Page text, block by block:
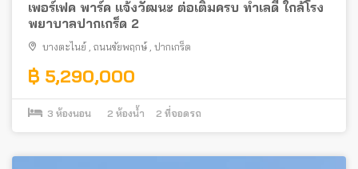
เพอร์เฟค พาร์ค แจ้งวัฒนะ ต่อเติมครบ ทำเลดี ใกล้โรง
พยาบาลปากเกร็ด 2
บางตะไนย์ , ถนนชัยพฤกษ์ , ปากเกร็ด
฿ 5,290,000
3 ห้องนอน 2 ห้องน้ำ 2 ที่จอดรถ